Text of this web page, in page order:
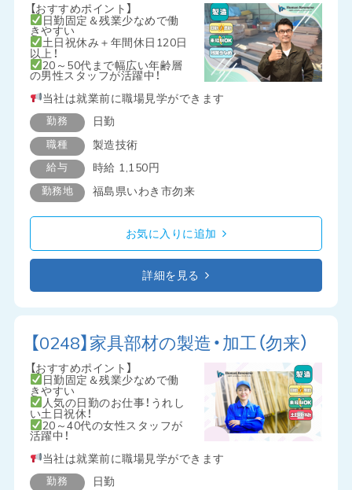
【おすすめポイント】
日勤固定＆残業少なめで働
きやすい
土日祝休み＋年間休日120日
以上！
20～50代まで幅広い年齢層
の男性スタッフが活躍中！
当社は就業前に職場見学ができます
勤務 日勤
職種 製造技術
給与 時給 1,150円
勤務地 福島県いわき市勿来
お気に入りに追加
詳細を見る
【0248】家具部材の製造・加工（勿来）
【おすすめポイント】
日勤固定＆残業少なめで働
きやすい
人気の日勤のお仕事！うれし
い土日祝休！
20～40代の女性スタッフが
活躍中！
当社は就業前に職場見学ができます
勤務 日勤